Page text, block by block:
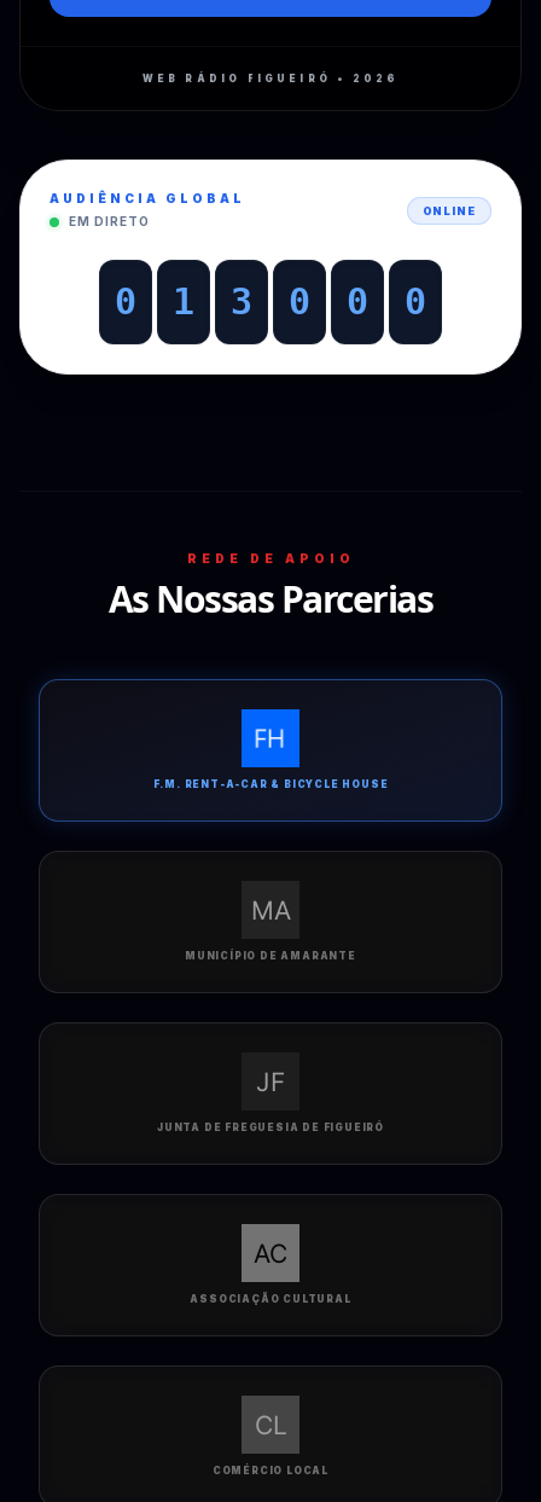
WEB RÁDIO FIGUEIRÓ • 2026
AUDIÊNCIA GLOBAL
EM DIRETO
ONLINE
0 1 3 0 0 0
REDE DE APOIO
As Nossas Parcerias
F.M. RENT-A-CAR & BICYCLE HOUSE
MUNICÍPIO DE AMARANTE
JUNTA DE FREGUESIA DE FIGUEIRÓ
ASSOCIAÇÃO CULTURAL
COMÉRCIO LOCAL